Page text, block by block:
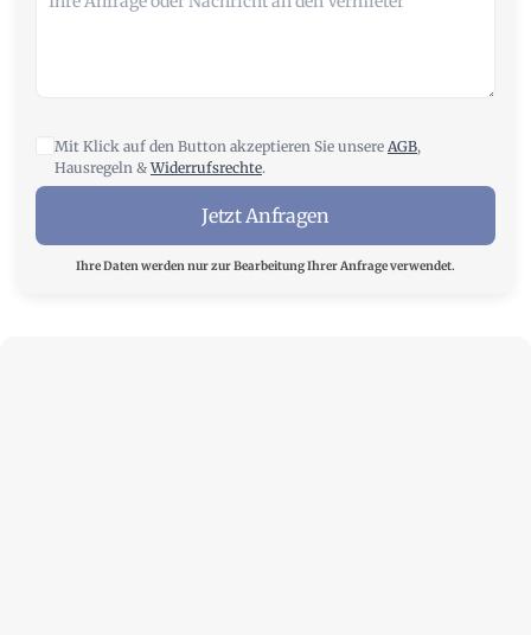
Mit Klick auf den Button akzeptieren Sie unsere AGB,
Hausregeln &Widerrufsrechte.
Jetzt Anfragen
Ihre Daten werden nur zur Bearbeitung Ihrer Anfrage verwendet.